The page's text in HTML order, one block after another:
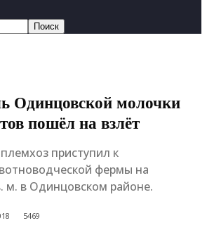
Одинцовской молочки
пошёл на взлёт
приступил к
фермы на
м. в Одинцовском районе.
5469